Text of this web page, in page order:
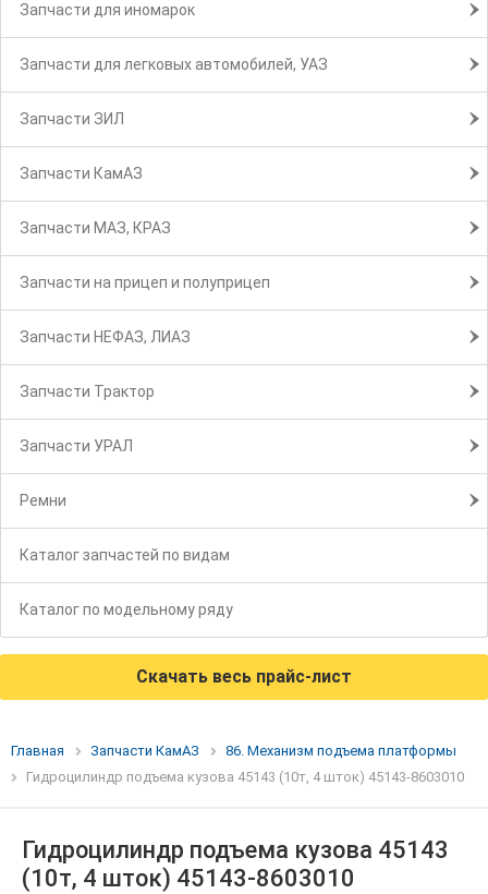
Запчасти для иномарок
Запчасти для легковых автомобилей, УАЗ
Запчасти ЗИЛ
Запчасти КамАЗ
Запчасти МАЗ, КРАЗ
Запчасти на прицеп и полуприцеп
Запчасти НЕФАЗ, ЛИАЗ
Запчасти Трактор
Запчасти УРАЛ
Ремни
Каталог запчастей по видам
Каталог по модельному ряду
Скачать весь прайс-лист
Главная Запчасти КамАЗ
86. Механизм подъема платформы
Гидроцилиндр подъема кузова 45143 (10т, 4 шток) 45143-8603010
Гидроцилиндр подъема кузова 45143
(10т, 4 шток) 45143-8603010